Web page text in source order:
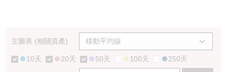
主圖表 (相關資產)
10天 20天 50天 100天 250天